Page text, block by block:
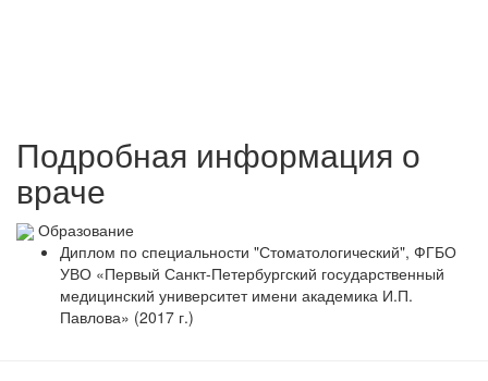
Подробная информация о
враче
Образование
Диплом по специальности "Стоматологический", ФГБО
УВО «Первый Санкт-Петербургский государственный
медицинский университет имени академика И.П.
Павлова» (2017 г.)